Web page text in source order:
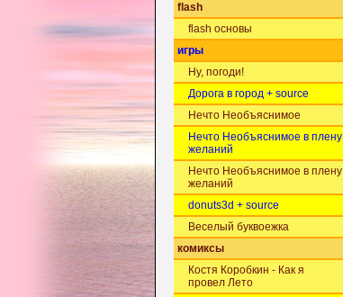
flash
flash основы
игры
Ну, погоди!
Дорога в город + source
Нечто Необъяснимое
Нечто Необъяснимое в плену
желаний
Нечто Необъяснимое в плену
желаний
donuts3d + source
Веселый буквоежка
комиксы
Костя Коробкин - Как я
провел Лето